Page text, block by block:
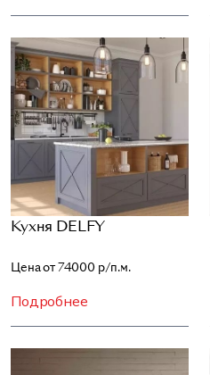
Кухня DELFY
Цена от 74000 р/п.м.
Подробнее